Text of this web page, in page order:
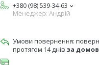
+380 (98) 539-34-63
Менеджер: Андрій
протягом 14 днів за